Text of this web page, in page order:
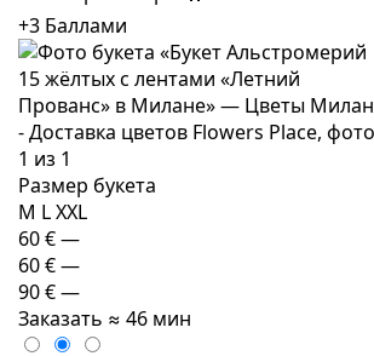
+3 Баллами
Размер букета
M LXXL
60 €—
60 €—
90 €—
Заказать ≈ 46 мин